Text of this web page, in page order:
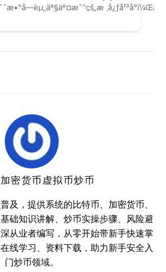
密货币虚拟币炒币
及，提供系统的比特币、加密货币、
础知识讲解、炒币实操步骤、风险避
从业者编写，从零开始带新手快速掌
线学习、资料下载，助力新手安全入
门炒币领域。